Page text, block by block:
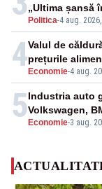
Politica-4 aug.
„Ultima șansă
4 Economie-4 aug.
Valul de
prețurile
5 Economie-3 aug.
Industria auto
Volkswagen,